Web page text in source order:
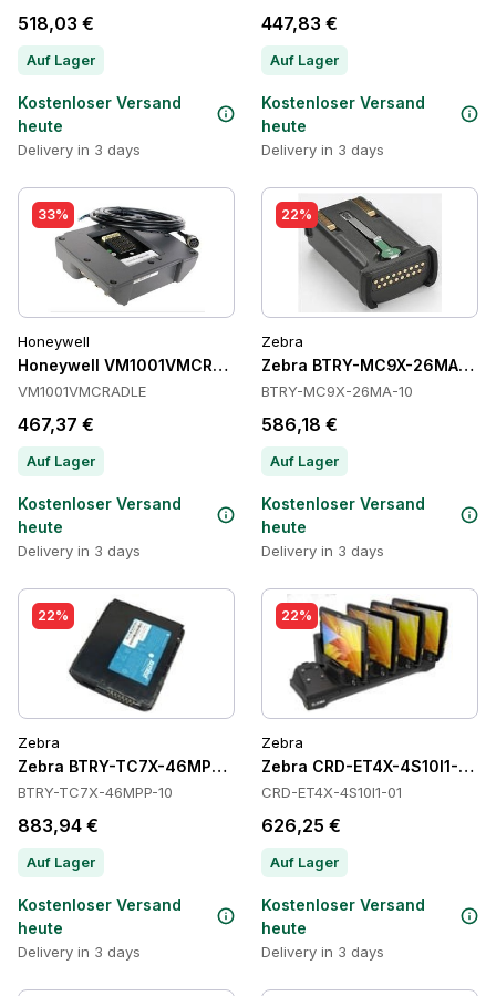
518,03 €
Auf Lager
Kostenloser Versand
heute
Delivery in 3 days
447,83 €
Auf Lager
Kostenloser Versand
heute
Delivery in 3 days
33%
Honeywell
Honeywell VM1001VMCRADLE Cradles
VM1001VMCRADLE
467,37 €
Auf Lager
Kostenloser Versand
heute
Delivery in 3 days
22%
Zebra
Zebra BTRY-MC9X-26MA-10
BTRY-MC9X-26MA-10
586,18 €
Auf Lager
Kostenloser Versand
heute
Delivery in 3 days
22%
Zebra
Zebra BTRY-TC7X-46MPP-10 Batteries
BTRY-TC7X-46MPP-10
883,94 €
Auf Lager
Kostenloser Versand
heute
Delivery in 3 days
22%
Zebra
Zebra CRD-ET4X-4S10I1-01
CRD-ET4X-4S10I1-01
626,25 €
Auf Lager
Kostenloser Versand
heute
Delivery in 3 days